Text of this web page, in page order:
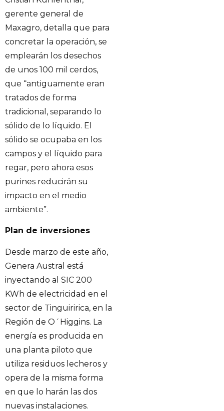
gerente general de
Maxagro, detalla que para
concretar la operación, se
emplearán los desechos
de unos 100 mil cerdos,
que “antiguamente eran
tratados de forma
tradicional, separando lo
sólido de lo líquido. El
sólido se ocupaba en los
campos y el líquido para
regar, pero ahora esos
purines reducirán su
impacto en el medio
ambiente”.
Plan de inversiones
Desde marzo de este año,
Genera Austral está
inyectando al SIC 200
KWh de electricidad en el
sector de Tinguiririca, en la
Región de O´Higgins. La
energía es producida en
una planta piloto que
utiliza residuos lecheros y
opera de la misma forma
en que lo harán las dos
nuevas instalaciones.